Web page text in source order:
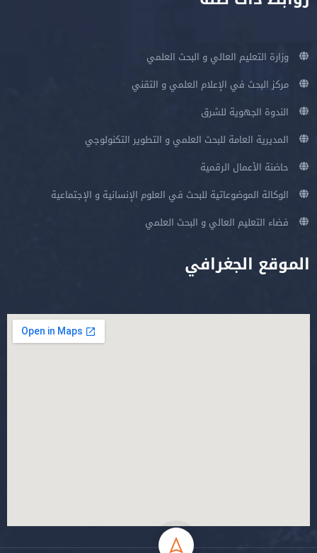
وزارة التعليم العالي و البحث العلمي
مركز البحث في الإعلام العلمي و التقني
الندوة الجهوية للشرق
المديرية العامة للبحث العلمي و التطوير التكنولوجي
حاضنة الأعمال الرقمية
الوكالة الموضوعاتية للبحث في العلوم الإنسانية و الإجتماعية
فضاء التعليم العالي و البحث العلمي
الموقع الجغرافي